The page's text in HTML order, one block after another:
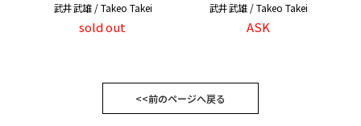
武井武雄 / Takeo Takei
sold out
武井武雄 / Takeo Takei
ASK
<<前のページへ戻る